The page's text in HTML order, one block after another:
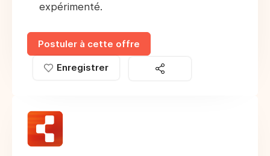
expérimenté.
Postuler à cette offre
Enregistrer